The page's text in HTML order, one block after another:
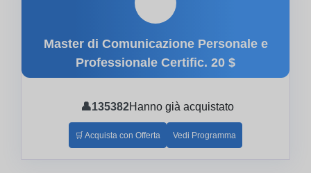
Master di Comunicazione Personale e
Professionale Certific. 20 $
👤135382Hanno già acquistato
🛒 Acquista con Offerta Vedi Programma